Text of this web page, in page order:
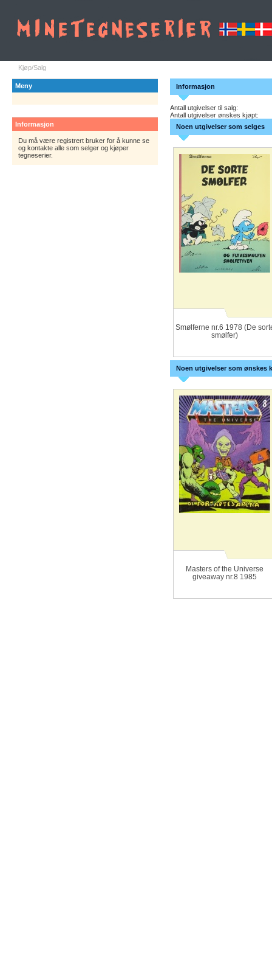
Kjøp/Salg
Meny
Informasjon
Du må være registrert bruker for å kunne se
og kontakte alle som selger og kjøper
tegneserier.
Informasjon
Antall utgivelser til salg:
Antall utgivelser ønskes kjøpt:
Noen utgivelser som selges
Smølferne nr.6 1978 (De
smølfer)
Noen utgivelser som ønskes
Masters of the Universe
giveaway nr.8 1985